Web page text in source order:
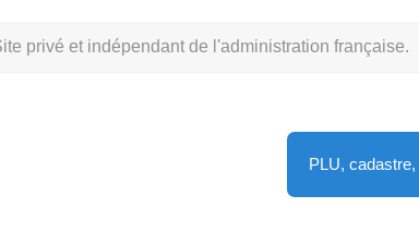
privé et indépendant de l'administration française.
PLU,